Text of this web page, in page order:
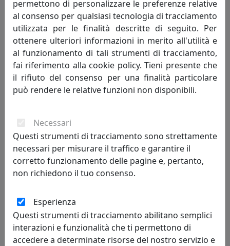
PORTAFOTO IN ARGENTO 925, FOTO RITRATTO 18X24, OTTAVIANI
HOME, CODICE 255022M
332,00 €
permettono di personalizzare le preferenze relative
al consenso per qualsiasi tecnologia di tracciamento
utilizzata per le finalità descritte di seguito. Per
ottenere ulteriori informazioni in merito all'utilità e
al funzionamento di tali strumenti di tracciamento,
fai riferimento alla cookie policy. Tieni presente che
il rifiuto del consenso per una finalità particolare
può rendere le relative funzioni non disponibili.
Necessari
Questi strumenti di tracciamento sono strettamente
necessari per misurare il traffico e garantire il
corretto funzionamento delle pagine e, pertanto,
non richiedono il tuo consenso.
Esperienza
Questi strumenti di tracciamento abilitano semplici
interazioni e funzionalità che ti permettono di
accedere a determinate risorse del nostro servizio e